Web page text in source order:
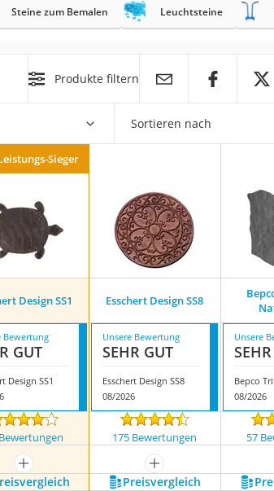
Steine zum Bemalen Leuchtsteine
Produkte filtern
Sortieren nach
Sieger
Design SS1 Esschert Design SS8
Bewertung
GUT
Design SS1
Unsere Bewertung
SEHR GUT
Esschert Design SS8
08/2026
Unsere
08/2026
175 Bewertungen 57
mehr anzeigen
mehr anzeigen
Preis­vergleich